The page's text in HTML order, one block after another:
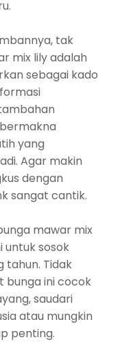
tak
mix lily adalah
sebagai kado
yang
Agar makin
dengan
sangat cantik.
mawar mix
untuk sosok
tahun. Tidak
bunga ini cocok
saudari
atau mungkin
penting.